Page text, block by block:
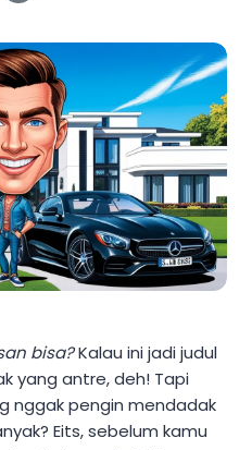
bisa?Kalau ini jadi judul
yang antre, deh! Tapi
nggak pengin mendadak
Eits, sebelum kamu